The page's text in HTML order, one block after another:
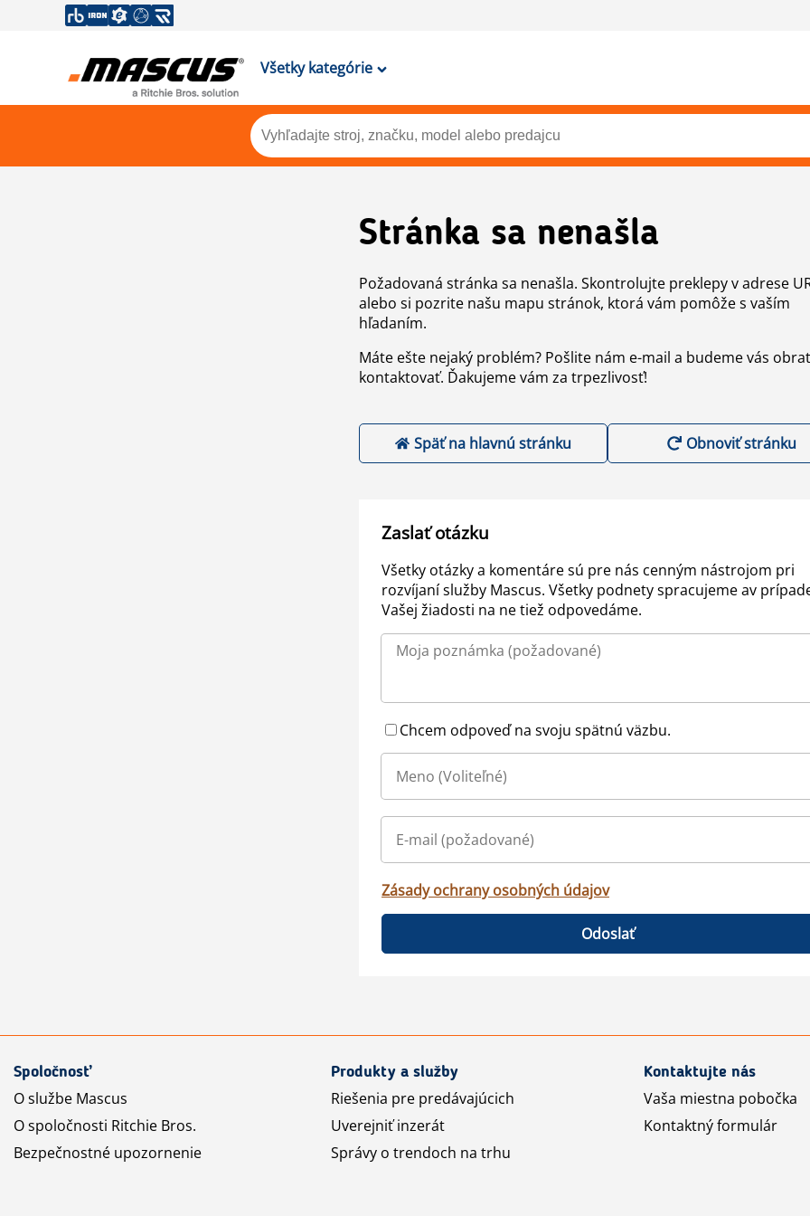
Všetky kategórie
Stránka sa nenašla
Požadovaná stránka sa nenašla. Skontrolujte preklepy v adrese
alebo si pozrite našu mapu stránok, ktorá vám pomôže s vaším
hľadaním.
Máte ešte nejaký problém? Pošlite nám e-mail a budeme vás
kontaktovať. Ďakujeme vám za trpezlivosť!
Späť na hlavnú stránku Obnoviť stránku
Zaslať otázku
Všetky otázky a komentáre sú pre nás cenným nástrojom pri
rozvíjaní služby Mascus. Všetky podnety spracujeme av
Vašej žiadosti na ne tiež odpovedáme.
Chcem odpoveď na svoju spätnú väzbu.
Zásady ochrany osobných údajov
Odoslať
Spoločnosť
O službe Mascus
O spoločnosti Ritchie Bros.
Bezpečnostné upozornenie
Produkty a služby
Riešenia pre predávajúcich
Uverejniť inzerát
Správy o trendoch na trhu
Kontaktujte nás
Vaša miestna pobočka
Kontaktný formulár